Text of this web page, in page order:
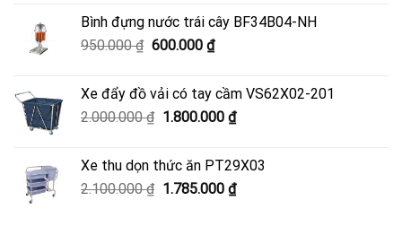
3.700.000 ₫.là:
Bình đựng nước trái cây BF34B04-NH
950.000₫ Giá
950.000 ₫.
600.000 ₫Giá
là:
600.000 ₫.
Xe đẩy đồ vải có tay cầm VS62X02-201
2.000.000₫ Giá
2.000.000 ₫.
1.800.000 ₫Giá
là:
1.800.000 ₫.
Xe thu dọn thức ăn PT29X03
2.100.000₫ Giá
1.785.000 ₫Giá